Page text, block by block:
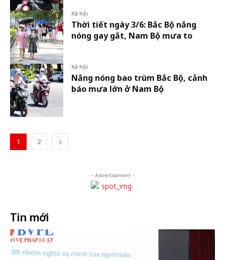
Xã hội
Thời tiết ngày 3/6: Bắc Bộ nắng
nóng gay gắt, Nam Bộ mưa to
Xã hội
Nắng nóng bao trùm Bắc Bộ, cảnh
báo mưa lớn ở Nam Bộ
1 2
- Advertisement -
Tin mới